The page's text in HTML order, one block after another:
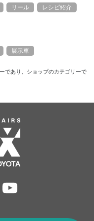
リール レシピ紹介
展示車
であり、ショップのカテゴリーで
YouTube